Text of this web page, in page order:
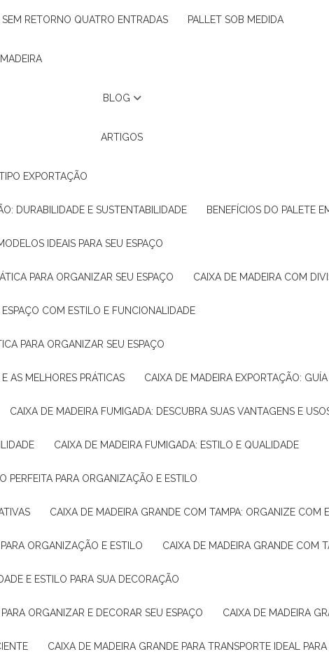
SEM RETORNO QUATRO ENTRADAS PALLET SOB MEDIDA
BLOG
ARTIGOS
EXPORTAÇÃO
DURABILIDADE E SUSTENTABILIDADE BENEFÍCIOS DO PALETE
IDEAIS PARA SEU ESPAÇO
PARA ORGANIZAR SEU ESPAÇO CAIXA DE MADEIRA COM
COM ESTILO E FUNCIONALIDADE
PARA ORGANIZAR SEU ESPAÇO
AS MELHORES PRÁTICAS CAIXA DE MADEIRA EXPORTAÇÃO:
CAIXA DE MADEIRA FUMIGADA: DESCUBRA SUAS VANTAGENS E
CAIXA DE MADEIRA FUMIGADA: ESTILO E QUALIDADE
PERFEITA PARA ORGANIZAÇÃO E ESTILO
CAIXA DE MADEIRA GRANDE COM TAMPA: ORGANIZE COM
ORGANIZAÇÃO E ESTILO CAIXA DE MADEIRA GRANDE COM
E ESTILO PARA SUA DECORAÇÃO
ORGANIZAR E DECORAR SEU ESPAÇO CAIXA DE MADEIRA
CAIXA DE MADEIRA GRANDE PARA TRANSPORTE IDEAL